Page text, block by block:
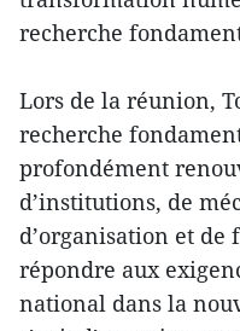
recherche
Lors de la réunion,
recherche
profondément
d’institutions, de
d’organisation et
répondre aux
national dans la